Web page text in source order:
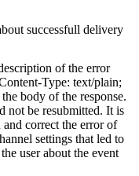
successfull delivery
of the error
Type: text/plain;
body of the response.
not be resubmitted. It is
and correct the error of
settings that led to
user about the event